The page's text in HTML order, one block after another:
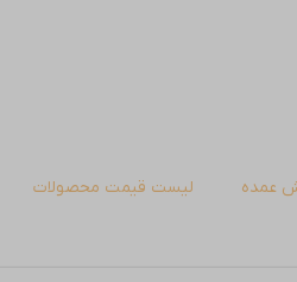
عمده لیست قیمت محصولات